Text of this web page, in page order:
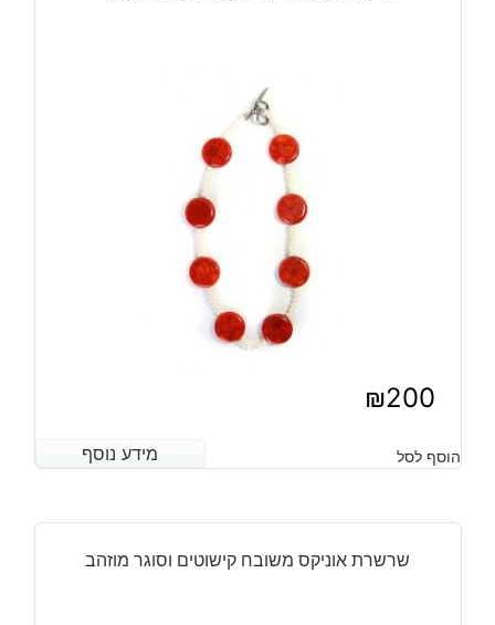
₪200
מידע נוסף הוסף לסל מידע נוסף
שרשרת אוניקס משובח קישוטים וסוגר מוזהב